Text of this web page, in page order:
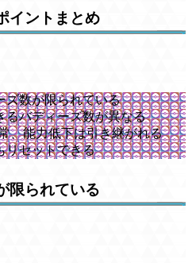
イントまとめ
ズ数が限られている
るバディーズ数が異なる
、能力低下は引き継がれる
リセットできる
限られている